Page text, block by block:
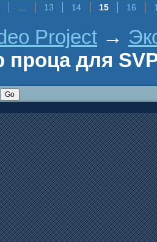
13 14 15 16
Project →
для